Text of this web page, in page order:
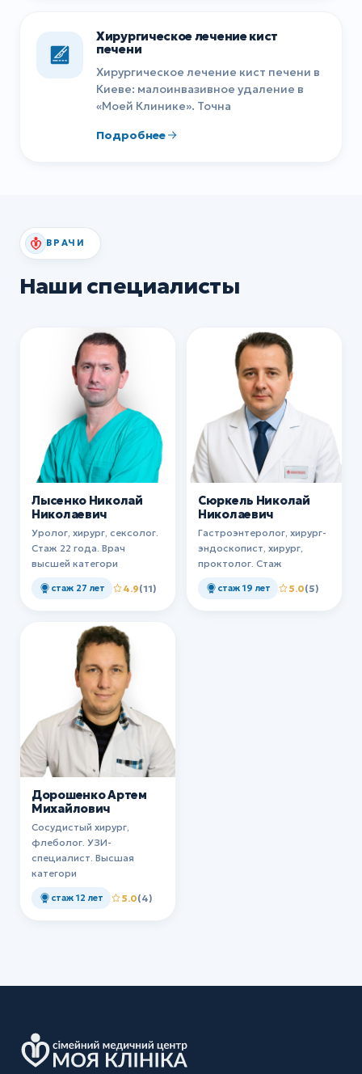
Хирургическое лечение кист
печени
Хирургическое лечение кист печени в
Киеве: малоинвазивное удаление в
«Моей Клинике». Точна
Подробнее
ВРАЧИ
Наши специалисты
Лысенко Николай
Николаевич
Уролог, хирург, сексолог.
Стаж 22 года. Врач
высшей категори
стаж 27 лет 4.9(11)
Сюркель Николай
Николаевич
Гастроэнтеролог, хирург-
эндоскопист, хирург,
проктолог. Стаж
стаж 19 лет 5.0(5)
Дорошенко Артем
Михайлович
Сосудистый хирург,
флеболог. УЗИ-
специалист. Высшая
категори
стаж 12 лет 5.0(4)